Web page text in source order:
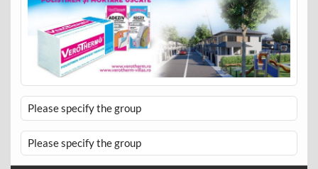
Please specify the group
Please specify the group